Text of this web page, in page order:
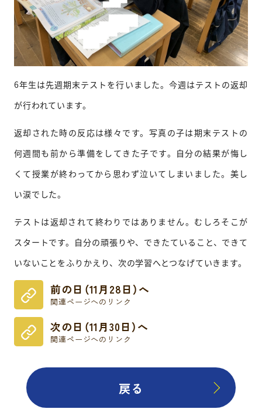
6年生は先週期末テストを行いました。今週はテストの返却
が行われています。
返却された時の反応は様々です。写真の子は期末テストの
何週間も前から準備をしてきた子です。自分の結果が悔し
くて授業が終わってから思わず泣いてしまいました。美し
い涙でした。
テストは返却されて終わりではありません。むしろそこが
スタートです。自分の頑張りや、できたていること、できて
いないことをふりかえり、次の学習へとつなげていきます。
前の日（11月28日）へ
関連ページへのリンク
次の日（11月30日）へ
関連ページへのリンク
戻る